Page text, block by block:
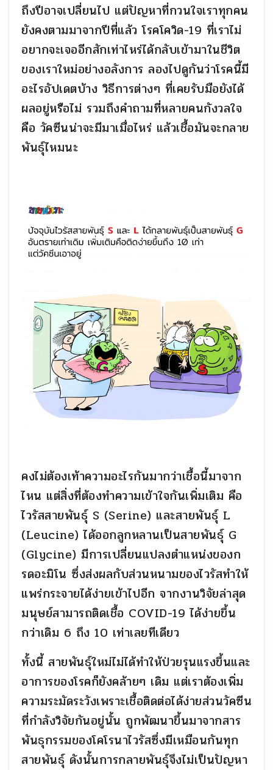
ถึงปีอาจเปลี่ยนไป แต่ปัญหาที่กวนใจเราทุกคน
ยังคงตามมาจากปีที่แล้ว โรคโควิด-19 ที่เราไม่
อยากจะเจออีกสักเท่าไหร่ได้กลับเข้ามาในชีวิต
ของเราใหม่อย่างอลังการ ลองไปดูกันว่าโรคนี้มี
อะไรอัปเดตบ้าง วิธีการต่างๆ ที่เคยรับมือยังได้
ผลอยู่หรือไม่ รวมถึงคำถามที่หลายคนกังวลใจ
คือ วัคซีนน่าจะมีมาเมื่อไหร่ แล้วเชื้อมันจะกลาย
พันธุ์ไหมนะ
คงไม่ต้องเท้าความอะไรกันมากว่าเชื้อนี้มาจาก
ไหน แต่สิ่งที่ต้องทำความเข้าใจกันเพิ่มเติม คือ
ไวรัสสายพันธุ์ S (Serine) และสายพันธุ์ L
(Leucine) ได้ออกลูกหลานเป็นสายพันธุ์ G
(Glycine) มีการเปลี่ยนแปลงตำแหน่งของก
รดอะมิโน ซึ่งส่งผลกับส่วนหนามของไวรัสทำให้
แพร่กระจายได้ง่ายเข้าไปอีก จากงานวิจัยล่าสุด
มนุษย์สามารถติดเชื้อ COVID-19 ได้ง่ายขึ้น
กว่าเดิม 6 ถึง 10 เท่าเลยทีเดียว
ทั้งนี้ สายพันธุ์ใหม่ไม่ได้ทำให้ป่วยรุนแรงขึ้นและ
อาการของโรคก็ยังคล้ายๆ เดิม แต่เราต้องเพิ่ม
ความระมัดระวังเพราะเชื้อติดต่อได้ง่ายส่วนวัคซีน
ที่กำลังวิจัยกันอยู่นั้น ถูกพัฒนาขึ้นมาจากสาร
พันธุกรรมของโคโรนาไวรัสซึ่งมีเหมือนกันทุก
สายพันธุ์ ดังนั้นการกลายพันธุ์จึงไม่เป็นปัญหา